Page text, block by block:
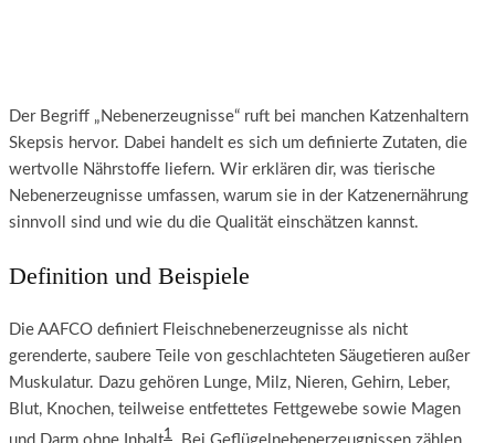
Der Begriff „Nebenerzeugnisse“ ruft bei manchen Katzenhaltern
Skepsis hervor. Dabei handelt es sich um definierte Zutaten, die
wertvolle Nährstoffe liefern. Wir erklären dir, was tierische
Nebenerzeugnisse umfassen, warum sie in der Katzenernährung
sinnvoll sind und wie du die Qualität einschätzen kannst.
Definition und Beispiele
Die AAFCO definiert Fleischnebenerzeugnisse als nicht
gerenderte, saubere Teile von geschlachteten Säugetieren außer
Muskulatur. Dazu gehören Lunge, Milz, Nieren, Gehirn, Leber,
Blut, Knochen, teilweise entfettetes Fettgewebe sowie Magen
1